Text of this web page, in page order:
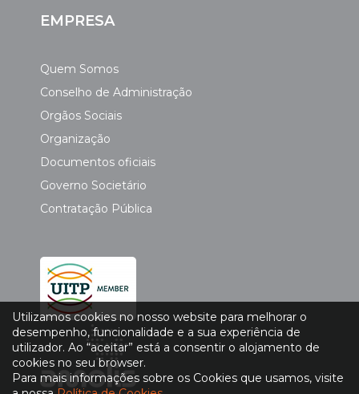
EMPRESA
Quem Somos
Conselho de Administração
Orgãos Sociais
Organização
Documentos oficiais
Governo Societário
Contratação Pública
Utilizamos cookies no nosso website para melhorar o
desempenho, funcionalidade e a sua experiência de
utilizador. Ao “aceitar” está a consentir o alojamento de
cookies no seu browser.
Para mais informações sobre os Cookies que usamos, visite